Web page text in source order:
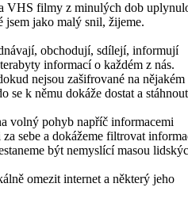
VHS filmy z minulých dob
jsem jako malý snil, žijeme.
obchodují, sdílejí, informují
informací o každém z nás.
nejsou zašifrované na nějakém
se k němu dokáže dostat a stáhnout
volný pohyb napříč informacemi
sebe a dokážeme filtrovat
být nemyslící masou
omezit internet a některý jeho